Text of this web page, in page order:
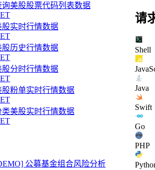
询美股股票代码列表数据
股实时行情数据
股历史行情数据
股分时行情数据
股粉单实时行情数据
类美股实时行情数据
公募基金组合风险分析
请
Shell
Java
Swift
Go
PHP